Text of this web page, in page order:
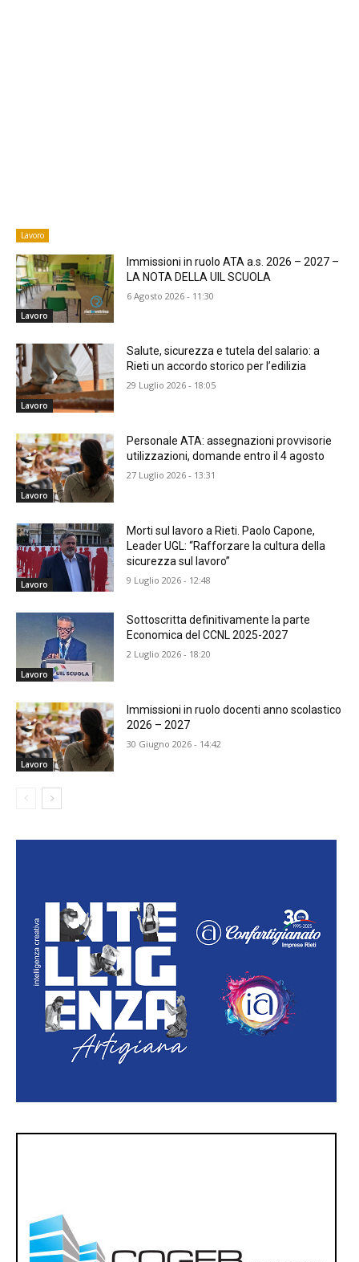
Lavoro
Lavoro
Immissioni in ruolo ATA a.s. 2026 – 2027 –
LA NOTA DELLA UIL SCUOLA
6 Agosto 2026 - 11:30
Lavoro
​Salute, sicurezza e tutela del salario: a
Rieti un accordo storico per l’edilizia
29 Luglio 2026 - 18:05
Lavoro
Personale ATA: assegnazioni provvisorie
utilizzazioni, domande entro il 4 agosto
27 Luglio 2026 - 13:31
Lavoro
Morti sul lavoro a Rieti. Paolo Capone,
Leader UGL: “Rafforzare la cultura della
sicurezza sul lavoro”
9 Luglio 2026 - 12:48
Lavoro
Sottoscritta definitivamente la parte
Economica del CCNL 2025-2027
2 Luglio 2026 - 18:20
Lavoro
Immissioni in ruolo docenti anno scolastico
2026 – 2027
30 Giugno 2026 - 14:42